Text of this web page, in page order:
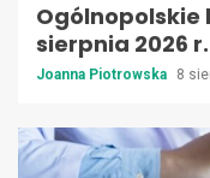
Ogólnopolskie
sierpnia 2026 r.
Joanna Piotrowska 8